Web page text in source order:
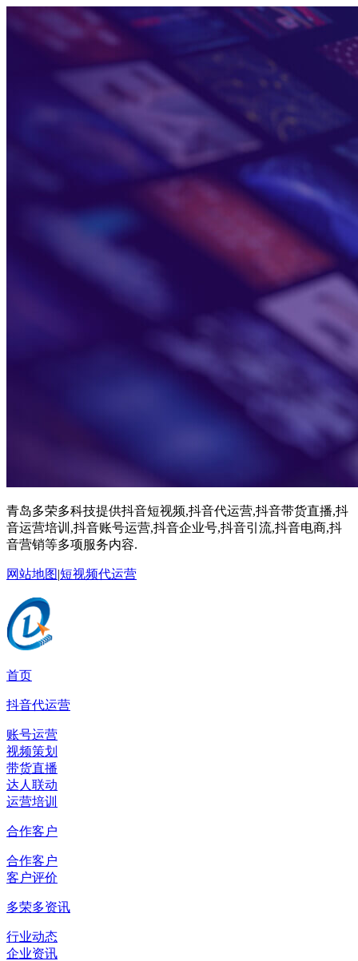
青岛多荣多科技提供抖音短视频,抖音代运营,抖音带货直播,抖
音运营培训,抖音账号运营,抖音企业号,抖音引流,抖音电商,抖
音营销等多项服务内容.
网站地图|短视频代运营
首页
抖音代运营
账号运营
视频策划
带货直播
达人联动
运营培训
合作客户
合作客户
客户评价
多荣多资讯
行业动态
企业资讯